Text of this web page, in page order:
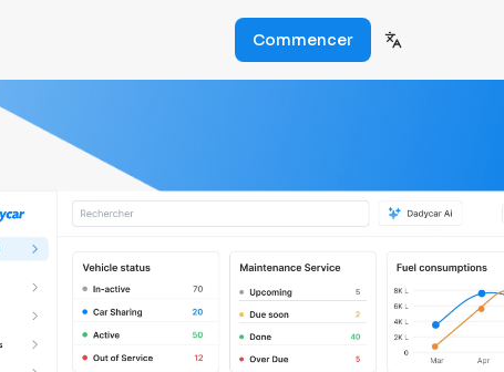
Commencer